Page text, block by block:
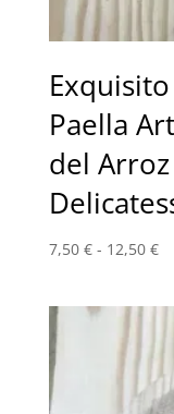
Paella
del
7,50 € - 12,50 €